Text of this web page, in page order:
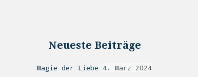
Neueste Beiträge
Magie der Liebe 4. März 2024